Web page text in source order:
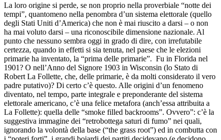
La loro origine si perde, se non proprio nella proverbiale “notte dei
tempi”, quantomeno nella penombra d’un sistema elettorale (quello
degli Stati Uniti d’America) che non è mai riuscito a darsi – o non
ha mai voluto darsi – una riconoscibile dimensione nazionale. Al
punto che nessuno sembra oggi in grado di dire, con irrefutabile
certezza, quando in effetti si sia tenuta, nel paese che le elezioni
primarie ha inventato, la “prima delle primarie”. Fu in Florida nel
1901? O nell’Anno del Signore 1903 in Wisconsin (lo Stato di
Robert La Follette, che, delle primarie, è da molti considerato il vero
padre putativo)? Di certo c’è questo. Alle origini d’un fenomeno
diventato, nel tempo, parte integrale e preponderante del sistema
elettorale americano, c’è una felice metafora (anch’essa attribuita a
La Follette): quella delle “smoke filled backrooms”. Ovvero”: c’è la
suggestiva immagine dei “retrobottega saturi di fumo” nei quali,
ignorando la volontà della base (“the grass root”) ed in combutta con